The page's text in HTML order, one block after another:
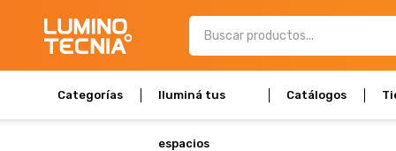
Categorías Iluminá tus
espacios
Catálogos